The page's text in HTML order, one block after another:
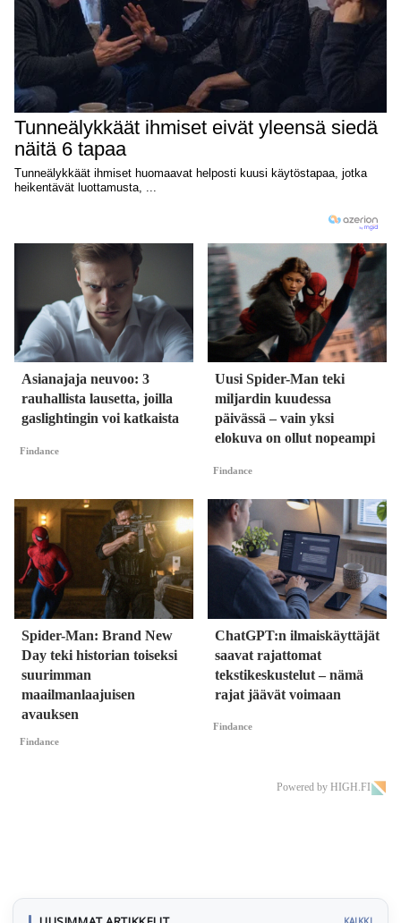
Asianajaja neuvoo: 3
rauhallista lausetta, joilla
gaslightingin voi katkaista
Findance
Uusi Spider-Man teki
miljardin kuudessa
päivässä – vain yksi
elokuva on ollut nopeampi
Findance
Spider-Man: Brand New
Day teki historian toiseksi
suurimman
maailmanlaajuisen
avauksen
Findance
ChatGPT:n ilmaiskäyttäjät
saavat rajattomat
tekstikeskustelut – nämä
rajat jäävät voimaan
Findance
Powered by HIGH.FI